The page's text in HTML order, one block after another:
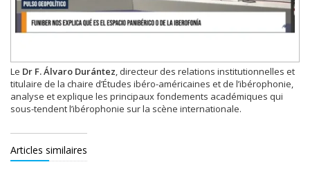
Le Dr F. Álvaro Durántez, directeur des relations institutionnelles et
titulaire de la chaire d’Études ibéro-américaines et de l’ibérophonie,
analyse et explique les principaux fondements académiques qui
sous-tendent l’ibérophonie sur la scène internationale.
Articles similaires